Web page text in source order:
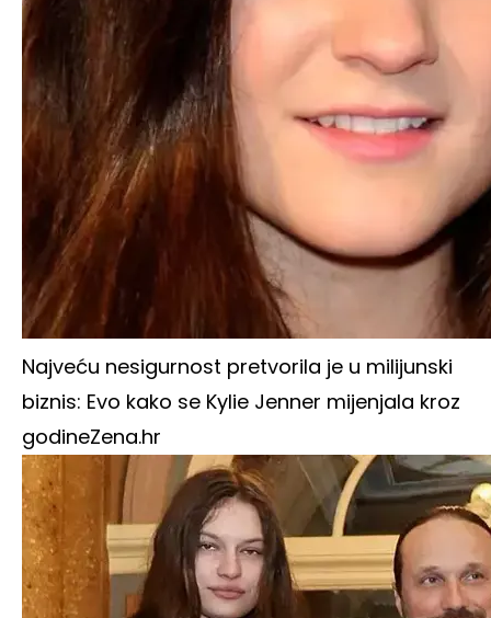
Najveću nesigurnost pretvorila je u milijunski
biznis: Evo kako se Kylie Jenner mijenjala kroz
godineZena.hr